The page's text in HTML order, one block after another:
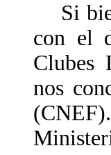
Si
con el
Clubes
nos